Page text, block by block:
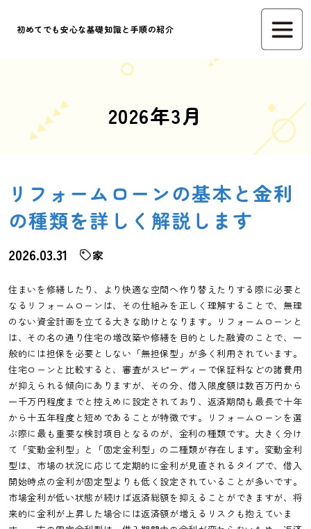
初めてでも安心な基礎知識と手順の紹介
2026年3月
リフォームローンの基本と金利
の種類を詳しく解説します
2026.03.31 家
住まいを修繕したり、より快適な空間へ作り替えたりする際に必要と
なるリフォームローンは、その仕組みを正しく理解することで、無理
のない資金計画を立てる大きな助けとなります。リフォームローンと
は、その名の通り住宅の増改築や修繕を目的とした融資のことで、一
般的には担保を必要としない「無担保型」が多く利用されています。
住宅ローンと比較すると、審査がスピーディーで保証料などの諸費用
が抑えられる傾向にありますが、その分、借入限度額は数百万円から
一千万円程度までと控えめに設定されており、返済期間も最長で十年
から十五年程度と短めであることが特徴です。リフォームローンを選
ぶ際に最も重要な検討項目となるのが、金利の種類です。大きく分け
て「変動金利型」と「固定金利型」の二種類が存在します。変動金利
型は、市場の状況に応じて定期的に金利が見直されるタイプで、借入
開始時点の金利が固定型よりも低く設定されていることが多いです。
市場金利が低い状態が続けば返済総額を抑えることができますが、将
来的に金利が上昇した場合には返済額が増えるリスクも抱えていま